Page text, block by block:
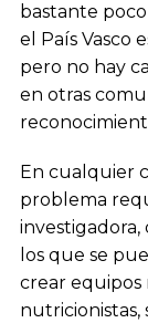
bastante
el País Vasco
pero no hay
en otras
En cualquier
problema
investigadora,
los que se
crear equipos
nutricionistas,